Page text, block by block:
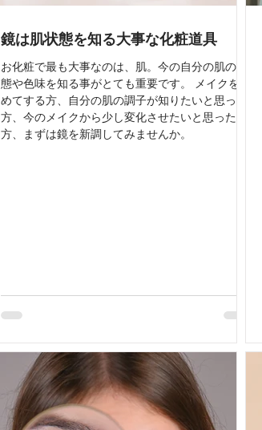
鏡は肌状態を知る大事な化粧道具
お化粧で最も大事なのは、肌。今の自分の肌の状
態や色味を知る事がとても重要です。 メイクを初
めてする方、自分の肌の調子が知りたいと思った
方、今のメイクから少し変化させたいと思った
方、まずは鏡を新調してみませんか。